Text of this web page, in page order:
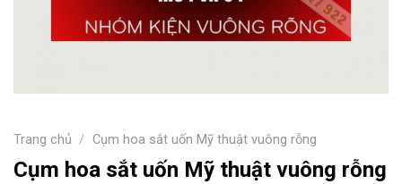
Trang chủ / Cụm hoa sắt uốn Mỹ thuật vuông rỗng
Cụm hoa sắt uốn Mỹ thuật vuông rỗng